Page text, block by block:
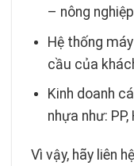
– nông
Hệ thống
cầu của
Kinh doanh
nhựa như: PP,
Vì vậy, hãy liên